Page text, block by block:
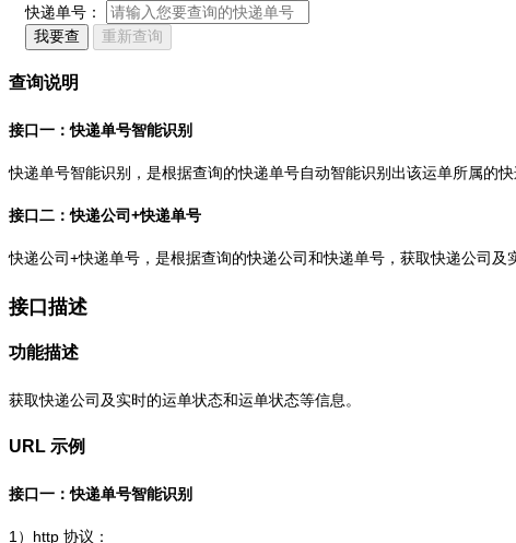
快递单号：
我要查
重新查询
查询说明
接口一：快递单号智能识别
快递单号智能识别，是根据查询的快递单号自动智能识别出该运单所属的
接口二：快递公司+快递单号
快递公司+快递单号，是根据查询的快递公司和快递单号，获取快递公司及
接口描述
功能描述
获取快递公司及实时的运单状态和运单状态等信息。
URL 示例
接口一：快递单号智能识别
1） http 协议：